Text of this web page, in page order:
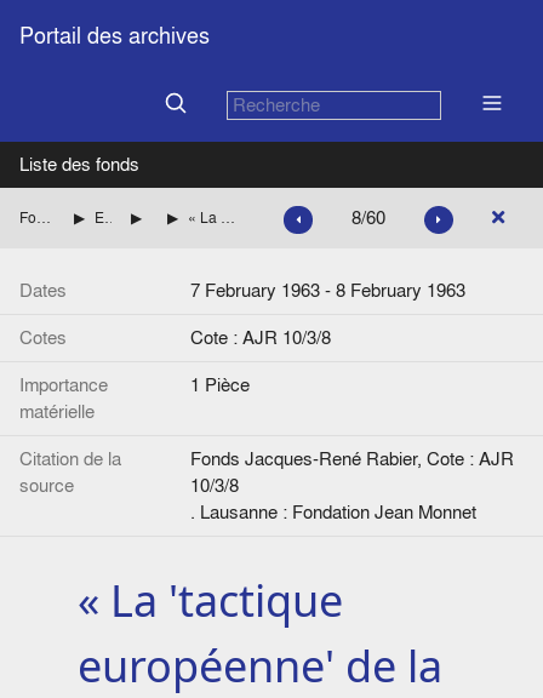
Portail des archives
Liste des fonds
Fonds Jacques-René Rabier Etudes, articles de presse par pays Grande-Bretagne
« La 'tactique européenne' de la France révélée par un document. L'échec des négociations avec la Grande-Bretagne était préparé depuis août 1960 », de Charles Vanden Eynde, La Dernière Heure 8/60
Dates
7 February 1963 - 8 February 1963
Cotes
Cote : AJR 10/3/8
Importance
matérielle
1 Pièce
Citation de la
source
Fonds Jacques-René Rabier, Cote : AJR
10/3/8
. Lausanne : Fondation Jean Monnet
« La 'tactique
européenne' de la